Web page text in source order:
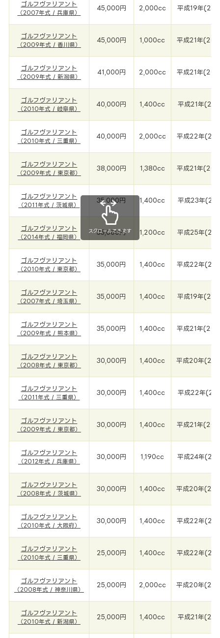
ゴルフヴァリアント
（2007年式 / 兵庫県）
45,000円 2,000cc 平成19年
ゴルフヴァリアント
（2009年式 / 香川県）
45,000円 1,000cc 平成21年
ゴルフヴァリアント
（2009年式 / 新潟県）
41,000円 2,000cc 平成21年
ゴルフヴァリアント
（2010年式 / 岐阜県）
40,000円 1,400cc 平成21年
ゴルフヴァリアント
（2010年式 / 三重県）
40,000円 2,000cc 平成22年
ゴルフヴァリアント
（2009年式 / 東京都）
38,000円 1,380cc 平成21年
ゴルフヴァリアント
（2011年式 / 茨城県）
35,000円 1,400cc 平成23年
ゴルフヴァリアント
（2014年式 / 福岡県）
35,000円 1,200cc 平成25年
ゴルフヴァリアント
（2010年式 / 東京都）
35,000円 1,400cc 平成22年
ゴルフヴァリアント
（2007年式 / 埼玉県）
35,000円 1,400cc 平成19年
ゴルフヴァリアント
（2009年式 / 熊本県）
35,000円 1,400cc 平成21年
ゴルフヴァリアント
（2008年式 / 東京都）
30,000円 1,400cc 平成20年
ゴルフヴァリアント
（2011年式 / 三重県）
30,000円 1,400cc 平成22年
ゴルフヴァリアント
（2009年式 / 東京都）
30,000円 1,400cc 平成21年
ゴルフヴァリアント
（2012年式 / 兵庫県）
30,000円 1,190cc 平成24年
ゴルフヴァリアント
（2008年式 / 茨城県）
30,000円 1,400cc 平成20年
ゴルフヴァリアント
（2010年式 / 大阪府）
30,000円 1,400cc 平成22年
ゴルフヴァリアント
（2010年式 / 三重県）
25,000円 1,400cc 平成22年
ゴルフヴァリアント
（2008年式 / 神奈川県）
25,000円 2,000cc 平成20年
ゴルフヴァリアント
（2010年式 / 新潟県）
25,000円 1,400cc 平成21年
スクロールできます